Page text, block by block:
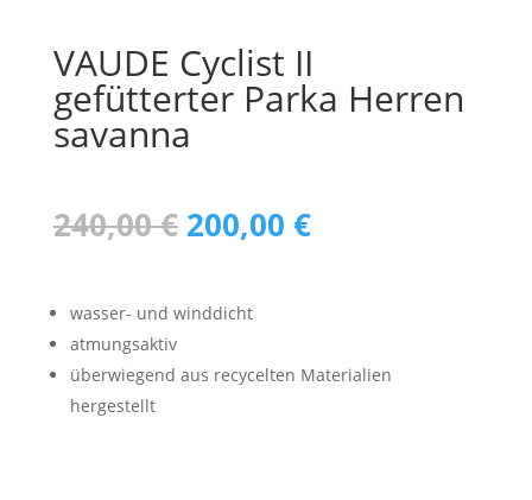
VAUDE Cyclist II
gefütterter Parka Herren
savanna
240,00€ Ursprünglicher
Preis
240,00 €
200,00 €Aktueller
Preis
wasser- und winddicht
atmungsaktiv
überwiegend aus recycelten Materialien
hergestellt